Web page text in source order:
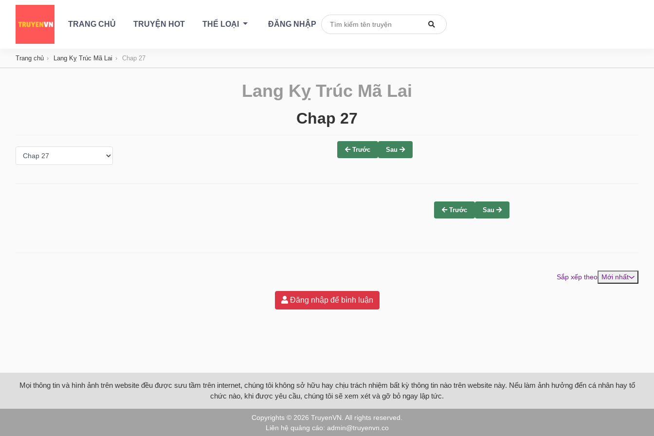
TRANG CHỦ TRUYỆN HOT THỂ LOẠI ĐĂNG NHẬP
Trang chủ Lang Kỵ Trúc Mã Lai Chap 27
Lang Kỵ Trúc Mã Lai
Chap 27
Trước Sau
Trước Sau
Sắp xếp theo Mới nhất
Đăng nhập để bình luận
Mọi thông tin và hình ảnh trên website đều được sưu tầm trên internet, chúng tôi không sở hữu hay chịu trách nhiệm bất kỳ thông tin nào trên website này. Nếu làm ảnh hưởng đến cá nhân hay tổ
chức nào, khi được yêu cầu, chúng tôi sẽ xem xét và gỡ bỏ ngay lập tức.
Copyrights © 2026 TruyenVN . All rights reserved.
Liên hệ quảng cáo: admin@truyenvn.co